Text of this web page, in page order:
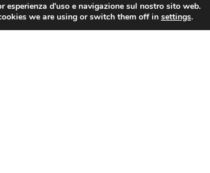
d'uso e navigazione sul nostro sito web.
we are using or switch them off in settings.